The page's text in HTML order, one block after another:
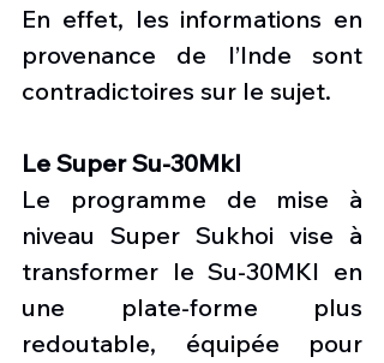
En effet, les informations en
provenance de l’Inde sont
contradictoires sur le sujet.
Le Super Su-30MkI
Le programme de mise à
niveau Super Sukhoi vise à
transformer le Su-30MKI en
une plate-forme plus
redoutable, équipée pour